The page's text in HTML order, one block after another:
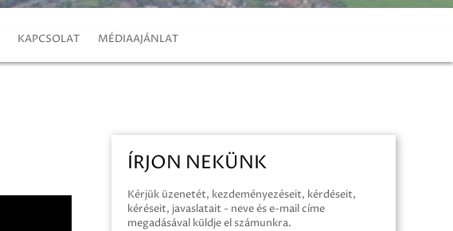
KAPCSOLAT MÉDIAAJÁNLAT
ÍRJON NEKÜNK
Kérjük üzenetét, kezdeményezéseit, kérdéseit,
kéréseit, javaslatait - neve és e-mail címe
megadásával küldje el számunkra.